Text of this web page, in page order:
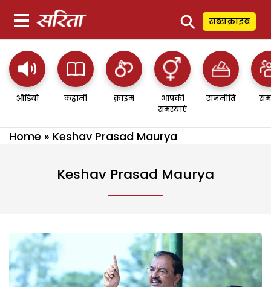
⚲ सब्सक्राइब
ऑडियो कहानी क्राइम
आपकी
समस्याएं
राजनीति
Home » Keshav Prasad Maurya
Keshav Prasad Maurya